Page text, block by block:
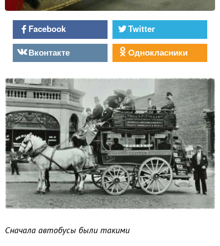
Facebook
Twitter
Вконтакте
Однокласники
Сначала автобусы были такими